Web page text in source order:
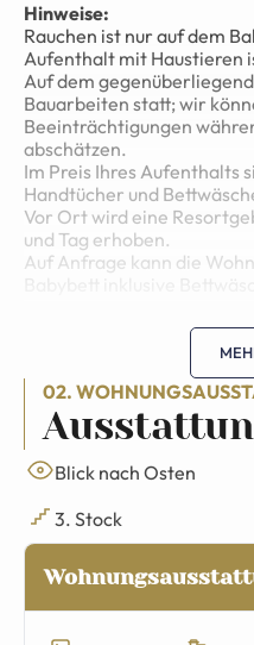
Hinweise:
Rauchen ist nur auf dem
Aufenthalt mit Haustieren
Auf dem
Bauarbeiten statt; wir
Beeinträchtigungen
abschätzen.
Im Preis Ihres Aufenthalts
Handtücher und
Vor Ort wird eine
und Tag erhoben.
Auf Anfrage kann die
02.
Blick nach Osten
3. Stock